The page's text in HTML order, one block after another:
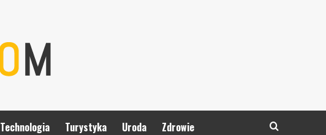
Technologia Turystyka Uroda Zdrowie